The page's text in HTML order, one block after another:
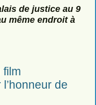
de justice au 9
même endroit à
film
de